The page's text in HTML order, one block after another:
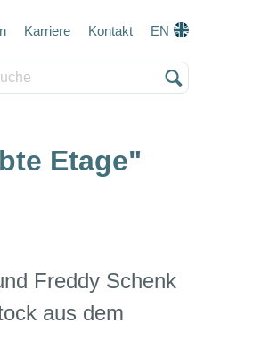
Karriere Kontakt EN
Etage"
Freddy Schenk
aus dem